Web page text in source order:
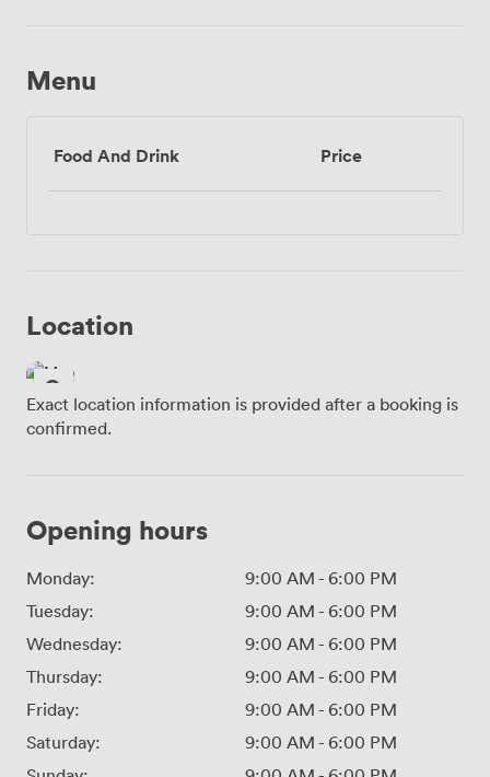
Menu
Food And Drink Price
Location
Exact location information is provided after a booking is
confirmed.
Opening hours
Monday: 9:00 AM - 6:00 PM
Tuesday:
9:00 AM - 6:00 PM
Wednesday:
9:00 AM - 6:00 PM
Thursday:
9:00 AM - 6:00 PM
Friday:
9:00 AM - 6:00 PM
Saturday:
9:00 AM - 6:00 PM